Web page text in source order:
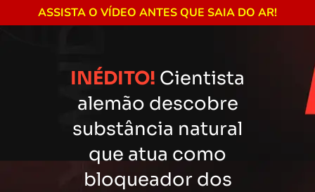
ASSISTA O VÍDEO ANTES QUE SAIA DO AR!
INÉDITO! Cientista
alemão descobre
substância natural
que atua como
bloqueador dos